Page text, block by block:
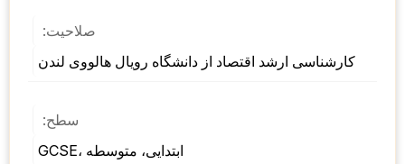
صلاحیت:
کارشناسی ارشد اقتصاد از دانشگاه رویال هالووی لندن
سطح:
GCSE، ابتدایی، متوسطه